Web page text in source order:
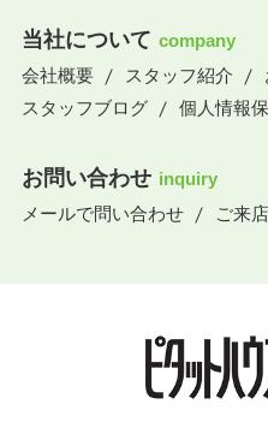
当社について company
会社概要
スタッフ紹介
スタッフブログ
個人情報
お問い合わせ inquiry
メールで問い合わせ
ご来